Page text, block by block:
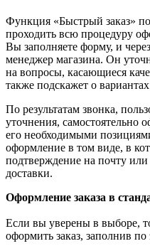
Функция «Быстрый заказ»
проходить всю процедуру
Вы заполняете форму, и
менеджер магазина. Он
на вопросы, касающиеся
также подскажет о
По результатам звонка,
уточнения, самостоятельно
его необходимыми
оформление в том виде, в
подтверждение на почту
доставки.
Оформление заказа в
Если вы уверены в выборе,
оформить заказ, заполнив